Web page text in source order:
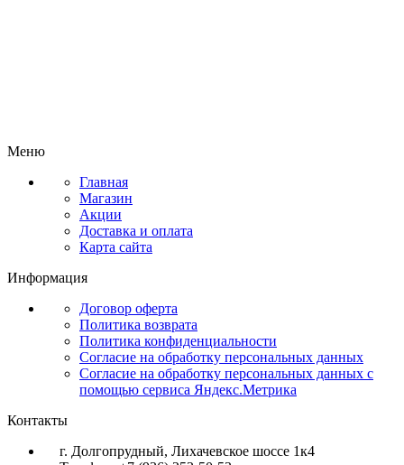
Меню
Главная
Магазин
Акции
Доставка и оплата
Карта сайта
Информация
Договор оферта
Политика возврата
Политика конфиденциальности
Согласие на обработку персональных данных
Согласие на обработку персональных данных с
помощью сервиса Яндекс.Метрика
Контакты
г. Долгопрудный, Лихачевское шоссе 1к4